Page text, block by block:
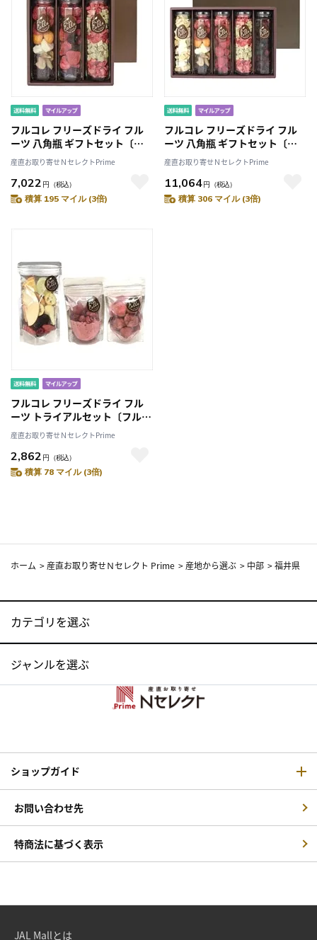
フルコレ フリーズドライ フル
ーツ 八角瓶 ギフトセット〔レ
インボー、MIXベリー、イチゴ/
キウイ〕
産直お取り寄せＮセレクトPrime
7,022 円 （税込）
積算 195 マイル (3倍)
フルコレ フリーズドライ フル
ーツ 八角瓶 ギフトセット〔レ
インボー、パイン/マンゴー ほ
か全5種〕
産直お取り寄せＮセレクトPrime
11,064円 （税込）
積算 306 マイル (3倍)
フルコレ フリーズドライ フル
ーツ トライアルセット〔フルー
ツMIX、イチゴ、サングリア〕
産直お取り寄せＮセレクトPrime
2,862 円 （税込）
積算 78 マイル (3倍)
ホーム > 産直お取り寄せＮセレクト Prime > 産地から選ぶ > 中部 >福井県
カテゴリを選ぶ
ジャンルを選ぶ
ショップガイド
お問い合わせ先
特商法に基づく表示
JAL Mallとは